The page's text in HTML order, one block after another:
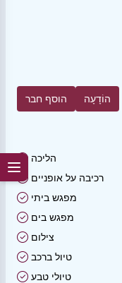
הוסף חבר הוֹדָעָה
הליכה
רכיבה על אופניים
מפגש ביתי
מפגש בים
צילום
טיול ברכב
טיולי טבע